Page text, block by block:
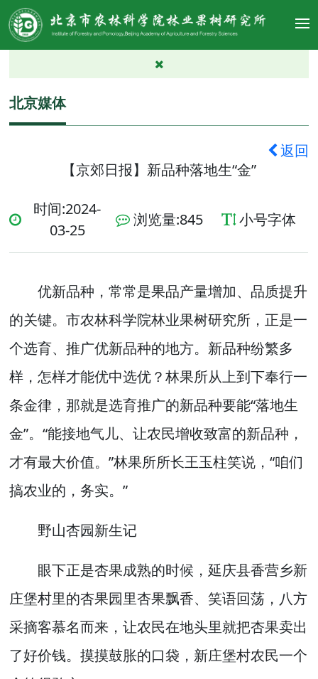
北京媒体
返回
【京郊日报】新品种落地生“金”
时间:2024-
03-25
浏览量:845 小号字体
优新品种，常常是果品产量增加、品质提升
的关键。市农林科学院林业果树研究所，正是一
个选育、推广优新品种的地方。新品种纷繁多
样，怎样才能优中选优？林果所从上到下奉行一
条金律，那就是选育推广的新品种要能“落地生
金”。“能接地气儿、让农民增收致富的新品种，
才有最大价值。”林果所所长王玉柱笑说，“咱们
搞农业的，务实。”
野山杏园新生记
眼下正是杏果成熟的时候，延庆县香营乡新
庄堡村里的杏果园里杏果飘香、笑语回荡，八方
采摘客慕名而来，让农民在地头里就把杏果卖出
了好价钱。摸摸鼓胀的口袋，新庄堡村农民一个